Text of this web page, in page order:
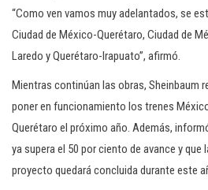
“Como ven vamos muy adelantados, se
Ciudad de México-Querétaro, Ciudad de
Laredo y Querétaro-Irapuato”, afirmó.
Mientras continúan las obras, Sheinbaum
poner en funcionamiento los trenes
Querétaro el próximo año. Además,
ya supera el 50 por ciento de avance y que
proyecto quedará concluida durante este